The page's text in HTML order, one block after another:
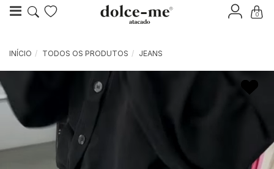
0
INÍCIO TODOS OS PRODUTOS JEANS